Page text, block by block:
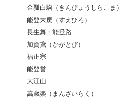
金瓢白駒（きんぴょうしらこま）
能登末廣（すえひろ）
長生舞・能登路
加賀鳶（かがとび）
福正宗
能登誉
大江山
萬歳楽（まんざいらく）